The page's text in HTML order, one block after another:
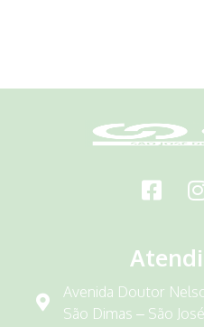
Avenida Doutor
São Dimas – São